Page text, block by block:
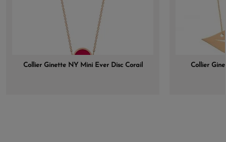
Collier Ginette NY Mini Ever Disc Corail Collier